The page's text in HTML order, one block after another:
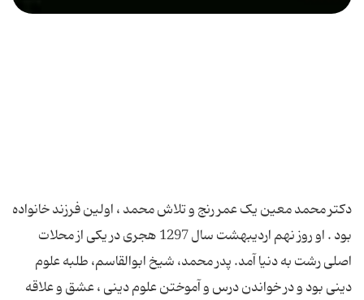
دکتر محمد معین یک عمر رنج و تلاش محمد ، اولین فرزند خانواده
بود . او روز نهم اردیبهشت سال 1297 هجری در یکی از محلات
اصلی رشت به دنیا آمد. پدر محمد، شیخ ابوالقاسم، طلبه علوم
دینی بود و در خواندن درس و آموختن علوم دینی ، عشق و علاقه